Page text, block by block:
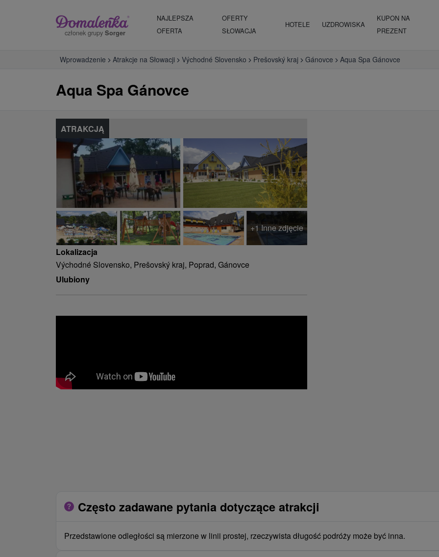
członek grupy Sorger
NAJLEPSZA
OFERTA
OFERTY
SŁOWACJA
HOTELE UZDROWISKA
KUPON NA
PREZENT
Wprowadzenie Atrakcje na Słowacji Východné Slovensko Prešovský kraj Gánovce Aqua Spa Gánovce
Aqua Spa Gánovce
ATRAKCJĄ
+1 Inne zdjęcie
Lokalizacja
Východné Slovensko, Prešovský kraj, Poprad, Gánovce
Ulubiony
Często zadawane pytania dotyczące atrakcji
Przedstawione odległości są mierzone w linii prostej, rzeczywista długość podróży może być inna.